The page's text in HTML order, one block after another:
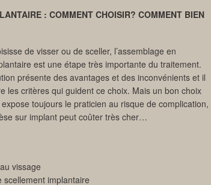
: COMMENT CHOISIR? COMMENT BIEN
de visser ou de sceller, l’assemblage en
est une étape très importante du traitement.
présente des avantages et des inconvénients et il
les critères qui guident ce choix. Mais un bon choix
toujours le praticien au risque de complication,
sur implant peut coûter très cher…
vissage
implantaire